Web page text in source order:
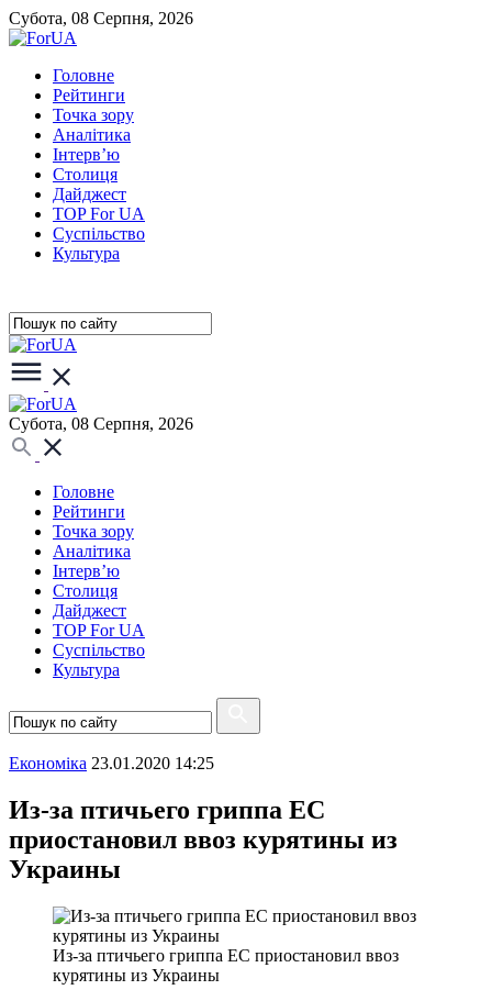
Субота, 08 Серпня, 2026
Головне
Рейтинги
Точка зору
Аналітика
Інтерв’ю
Столиця
Дайджест
TOP For UA
Суспiльство
Культура
Субота, 08 Серпня, 2026
Головне
Рейтинги
Точка зору
Аналітика
Інтерв’ю
Столиця
Дайджест
TOP For UA
Суспiльство
Культура
Економіка 23.01.2020 14:25
Из-за птичьего гриппа ЕС
приостановил ввоз курятины из
Украины
Из-за птичьего гриппа ЕС приостановил ввоз
курятины из Украины